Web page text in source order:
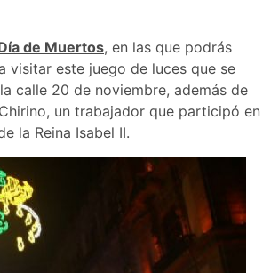
de Muertos, en las que podrás
visitar este juego de luces que se
calle 20 de noviembre, además de
un trabajador que participó en
la Reina Isabel II.